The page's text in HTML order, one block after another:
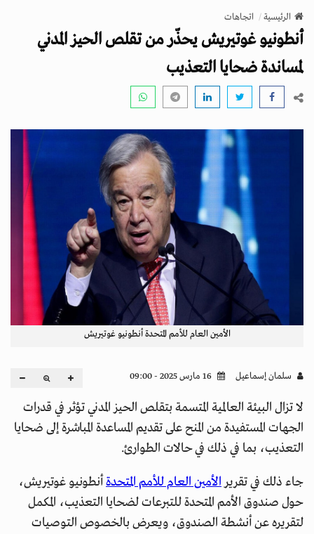
v
i
g
a
n
الرئيسية اتجاهات
أنطونيو غوتيريش يحذّر من تقلص الحيز المدني
لمساندة ضحايا التعذيب
الأمين العام للأمم المتحدة أنطونيو غوتيريش
سلمان إسماعيل
لا تزال البيئة العالمية المتسمة بتقلص الحيز المدني تؤثر في قدرات
الجهات المستفيدة من المنح على تقديم المساعدة المباشرة إلى ضحايا
التعذيب، بما في ذلك في حالات الطوارئ.
جاء ذلك في تقريرالأمين العام للأمم المتحدة أنطونيو غوتيريش،
حول صندوق الأمم المتحدة للتبرعات لضحايا التعذيب، المكمل
لتقريره عن أنشطة الصندوق، ويعرض بالخصوص التوصيات